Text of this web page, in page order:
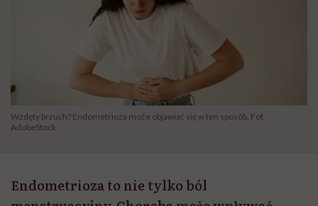
Wzdęty brzuch? Endometrioza może objawiać się w ten sposób. Fot.
AdobeStock
Endometrioza to nie tylko ból